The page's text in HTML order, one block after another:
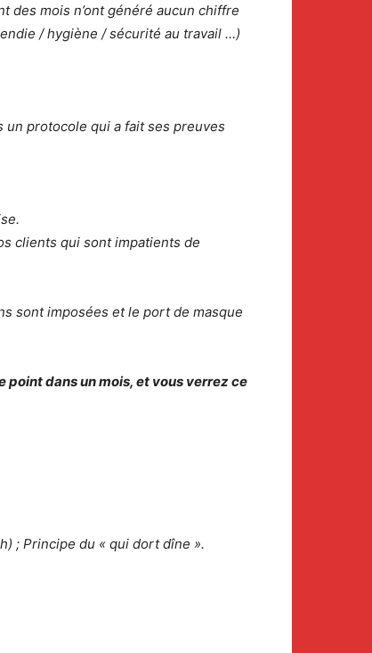
des mois n’ont généré aucun chiffre
/ hygiène / sécurité au travail …)
un protocole qui a fait ses preuves
clients qui sont impatients de
sont imposées et le port de masque
point dans un mois, et vous verrez ce
; Principe du « qui dort dîne ».